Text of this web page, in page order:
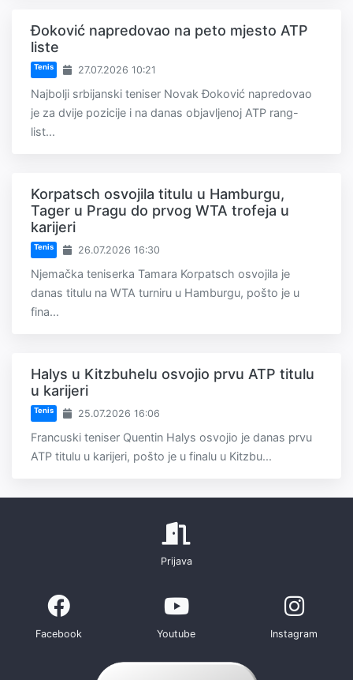
Đoković napredovao na peto mjesto ATP
liste
Tenis 27.07.2026 10:21
Najbolji srbijanski teniser Novak Đoković napredovao
je za dvije pozicije i na danas objavljenoj ATP rang-
list...
Korpatsch osvojila titulu u Hamburgu,
Tager u Pragu do prvog WTA trofeja u
karijeri
Tenis 26.07.2026 16:30
Njemačka teniserka Tamara Korpatsch osvojila je
danas titulu na WTA turniru u Hamburgu, pošto je u
fina...
Halys u Kitzbuhelu osvojio prvu ATP titulu
u karijeri
Tenis 25.07.2026 16:06
Francuski teniser Quentin Halys osvojio je danas prvu
ATP titulu u karijeri, pošto je u finalu u Kitzbu...
Prijava
Facebook Youtube Instagram